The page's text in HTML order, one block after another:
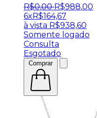
R$0,00 R$988,00
6xR$164,67
à vista R$938,60
Somente logado
Consulta
Esgotado
Comprar